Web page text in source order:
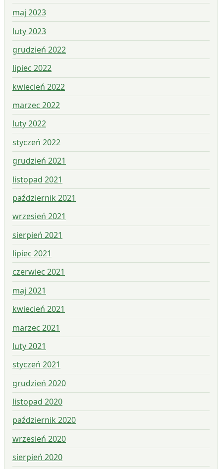
maj 2023
luty 2023
grudzień 2022
lipiec 2022
kwiecień 2022
marzec 2022
luty 2022
styczeń 2022
grudzień 2021
listopad 2021
październik 2021
wrzesień 2021
sierpień 2021
lipiec 2021
czerwiec 2021
maj 2021
kwiecień 2021
marzec 2021
luty 2021
styczeń 2021
grudzień 2020
listopad 2020
październik 2020
wrzesień 2020
sierpień 2020